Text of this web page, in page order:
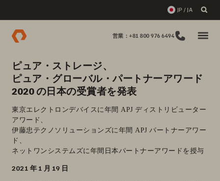
JP / JA
営業：+81 800 976 6494
ピュア・ストレージ、
ピュア・グローバル・パートナーアワード
2020 の日本の受賞者を発表
東京エレクトロンデバイスに年間 APJ ディストリビューター
アワード、
伊藤忠テクノソリューションズに年間 APJ パートナーアワー
ド、
ネットワンシステムズに年間日本パートナーアワードを授与
2021 年 1 月 19 日